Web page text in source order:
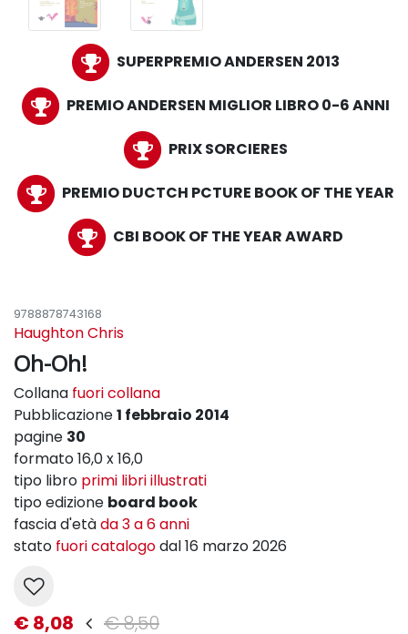
SUPERPREMIO ANDERSEN 2013
PREMIO ANDERSEN MIGLIOR LIBRO 0-6 ANNI
PRIX SORCIERES
PREMIO DUCTCH PCTURE BOOK OF THE YEAR
CBI BOOK OF THE YEAR AWARD
9788878743168
Haughton Chris
Oh-Oh!
Collana fuori collana
Pubblicazione1 febbraio 2014
pagine 30
formato 16,0 x 16,0
tipo libro primi libri illustrati
tipo edizione board book
fascia d'etàda 3 a 6 anni
stato fuori catalogodal 16 marzo 2026
€ 8,08 € 8,50